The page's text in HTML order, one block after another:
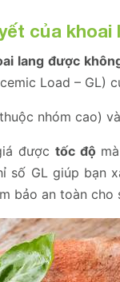
của khoai
lang được
Load – GL)
nhóm cao)
được tốc độmà
số GL giúp bạn
bảo an toàn cho